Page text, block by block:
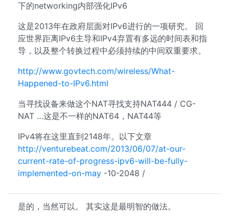
下的networking内部强化IPv6
这是2013年在政府层面对IPv6进行的一项研究。 回
应世界距离IPv6主导和IPv4弃置有多远的时间表和指
导，以及整个转换过程中必须持续的中间双重要求。
http://www.govtech.com/wireless/What-
Happened-to-IPv6.html
当寻找设备来做这个NAT寻找支持NAT444 / CG-
NAT …这是不一样的NAT64，NAT44等
IPv4将在这里直到2148年。以下文章
http://venturebeat.com/2013/06/07/at-our-
current-rate-of-progress-ipv6-will-be-fully-
implemented-on-may -10-2048 /
是的，当然可以。 其实这是最明智的做法。